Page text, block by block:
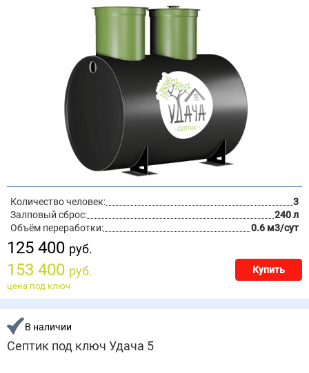
Количество человек:
3
Залповый сброс:
240 л
Объём переработки:
0.6 м3/сут
125 400 руб.
153 400 руб. Купить
цена под ключ
В наличии
Септик под ключ Удача 5